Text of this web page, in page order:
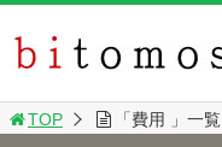
TOP 「費用 」一覧